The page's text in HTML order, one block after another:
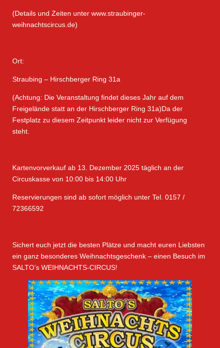
(Details und Zeiten unter www.straubinger-
weihnachtscircus.de)
Ort:
Straubing – Hirschberger Ring 31a
(Achtung: Die Veranstaltung findet dieses Jahr auf dem
Freigelände statt an der Hirschberger Ring 31a)Da der
Festplatz zu diesem Zeitpunkt leider nicht zur Verfügung
steht.
Kartenvorverkauf ab 13. Dezember 2025 täglich an der
Circuskasse von 10:00 bis 14:00 Uhr
Reservierungen sind ab sofort möglich unter Tel. 0157 /
72366592
Sichert euch jetzt die besten Plätze und macht euren Liebsten
ein ganz besonderes Weihnachtsgeschenk – einen Besuch im
SALTO’s WEIHNACHTS-CIRCUS!